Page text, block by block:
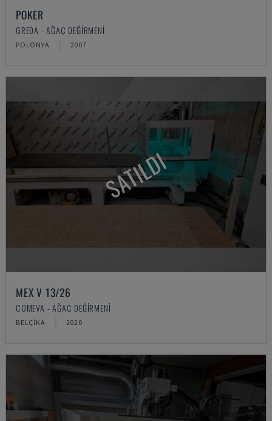
POKER
GREDA - AĞAÇ DEĞIRMENI
POLONYA 2007
SATILDI
MEX V 13/26
COMEVA - AĞAÇ DEĞIRMENI
BELÇIKA 2020